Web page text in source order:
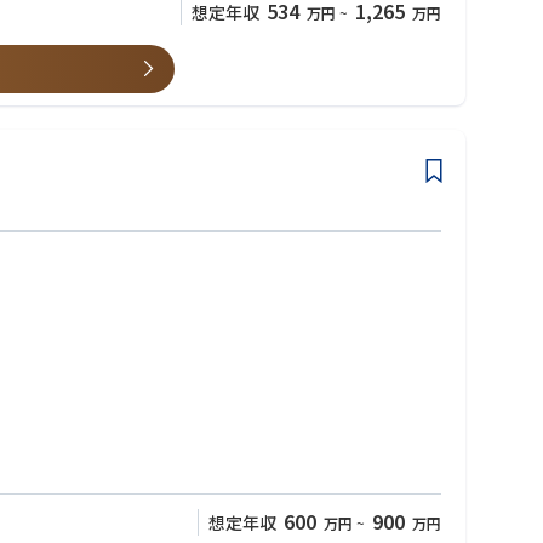
想定年収 534 万円 ~ 1,265 万円
想定年収 600 万円 ~ 900 万円